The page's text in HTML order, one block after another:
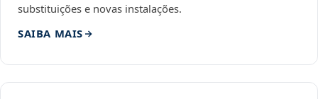
substituições e novas instalações.
SAIBA MAIS